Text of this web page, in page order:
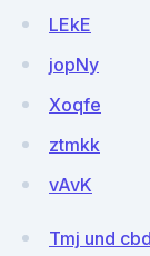
LEkE
jopNy
Xoqfe
ztmkk
vAvK
Tmj und cbd